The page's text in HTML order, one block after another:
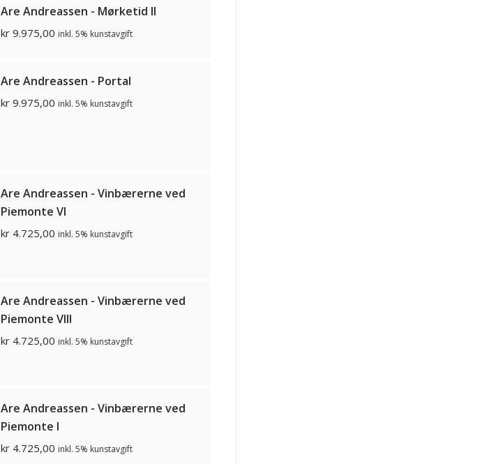
Are Andreassen - Mørketid ll
kr9.975,00 inkl. 5% kunstavgift
Are Andreassen - Portal
kr9.975,00 inkl. 5% kunstavgift
Are Andreassen - Vinbærerne ved
Piemonte Vl
kr4.725,00 inkl. 5% kunstavgift
Are Andreassen - Vinbærerne ved
Piemonte Vlll
kr4.725,00 inkl. 5% kunstavgift
Are Andreassen - Vinbærerne ved
Piemonte l
kr4.725,00 inkl. 5% kunstavgift